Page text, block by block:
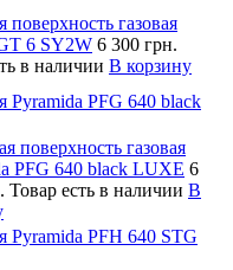
поверхность газовая
6 SY2W 6 300 грн.
в наличии В корзину
Pyramida PFG 640 black
поверхность газовая
PFG 640 black LUXE 6
Товар есть в наличии В
Pyramida PFH 640 STG